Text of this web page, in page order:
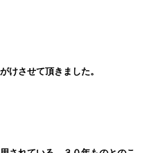
けさせて頂きました。